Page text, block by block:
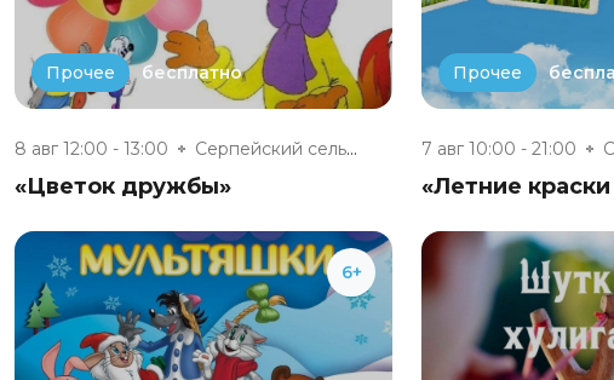
Прочее бесплатно
8 авг 12:00 - 13:00 Серпейский сельский дом культу...
«Цветок дружбы»
Прочее
7 авг 10:00 - 21:00
«Летние
6+